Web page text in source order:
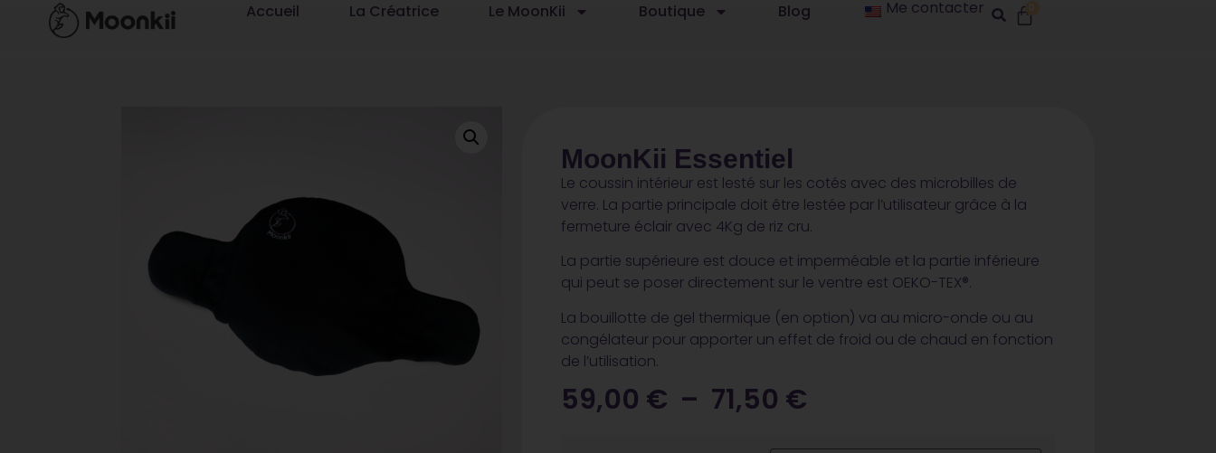
Accueil La Créatrice Le MoonKii Boutique Blog Me contacter 0
MoonKii Essentiel
Le coussin intérieur est lesté sur les cotés avec des microbilles de
verre. La partie principale doit être lestée par l’utilisateur grâce à la
fermeture éclair avec 4Kg de riz cru.
La partie supérieure est douce et imperméable et la partie inférieure
qui peut se poser directement sur le ventre est OEKO-TEX®.
La bouillotte de gel thermique (en option) va au micro-onde ou au
congélateur pour apporter un effet de froid ou de chaud en fonction
de l’utilisation.
59,00 € – 71,50 €